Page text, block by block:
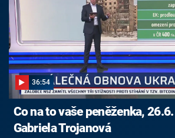
36:54
Co na to vaše peněženka,
Gabriela Trojanová